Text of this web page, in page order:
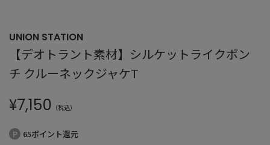
UNION STATION
【デオトラント素材】シルケットライクポン
チ クルーネックジャケT
¥7,150 （税込）
65ポイント還元